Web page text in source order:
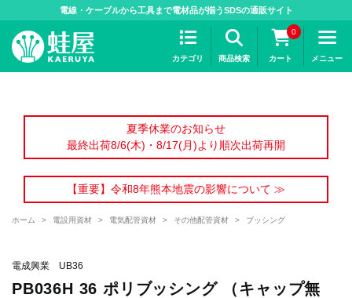
電線・ケーブルから工具まで電材品が揃うSDSの通販サイト
カテゴリ 商品検索
0
カート メニュー
夏季休業のお知らせ
最終出荷8/6(木)・8/17(月)より順次出荷再開
【重要】令和8年熊本地震の影響について ≫
ホーム > 電設用資材 > 電気配管資材 > その他配管資材 > ブッシング
電成興業 UB36
PB036H 36 ポリブッシング （キャップ無